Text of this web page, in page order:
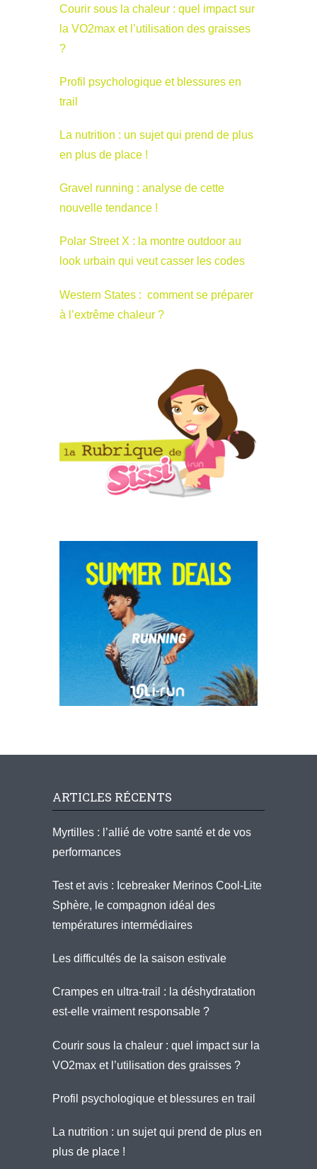
Courir sous la chaleur : quel impact sur
la VO2max et l’utilisation des graisses
?
Profil psychologique et blessures en
trail
La nutrition : un sujet qui prend de plus
en plus de place !
Gravel running : analyse de cette
nouvelle tendance !
Polar Street X : la montre outdoor au
look urbain qui veut casser les codes
Western States : comment se préparer
à l’extrême chaleur ?
ARTICLES RÉCENTS
Myrtilles : l’allié de votre santé et de vos
performances
Test et avis : Icebreaker Merinos Cool-Lite
Sphère, le compagnon idéal des
températures intermédiaires
Les difficultés de la saison estivale
Crampes en ultra-trail : la déshydratation
est-elle vraiment responsable ?
Courir sous la chaleur : quel impact sur la
VO2max et l’utilisation des graisses ?
Profil psychologique et blessures en trail
La nutrition : un sujet qui prend de plus en
plus de place !